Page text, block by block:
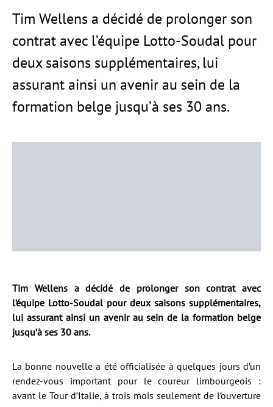
Tim Wellens a décidé de prolonger son
contrat avec l’équipe Lotto-Soudal pour
deux saisons supplémentaires, lui
assurant ainsi un avenir au sein de la
formation belge jusqu’à ses 30 ans.
Tim Wellens a décidé de prolonger son contrat avec
l’équipe Lotto-Soudal pour deux saisons supplémentaires,
lui assurant ainsi un avenir au sein de la formation belge
jusqu’à ses 30 ans.
La bonne nouvelle a été officialisée à quelques jours d’un
rendez-vous important pour le coureur limbourgeois :
avant le Tour d’Italie, à trois mois seulement de l’ouverture